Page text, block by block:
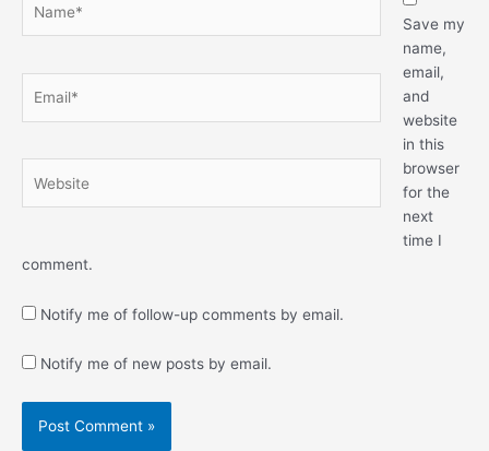
Save my
name,
email,
and
website
in this
browser
for the
next
time I
comment.
Notify me of follow-up comments by email.
Notify me of new posts by email.